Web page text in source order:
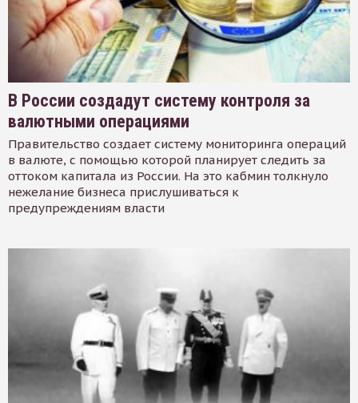
В России создадут систему контроля за
валютными операциями
Правительство создает систему мониторинга операций
в валюте, с помощью которой планирует следить за
оттоком капитала из России. На это кабмин толкнуло
нежелание бизнеса прислушиваться к
предупреждениям власти